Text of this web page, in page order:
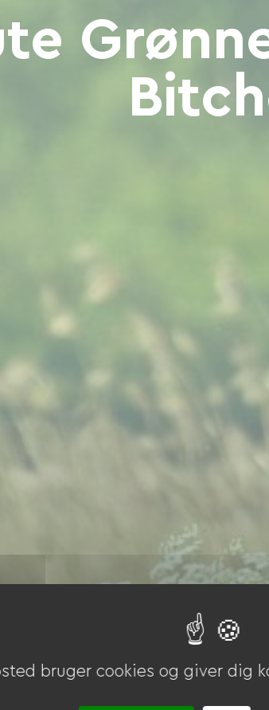
bruger cookies og giver dig